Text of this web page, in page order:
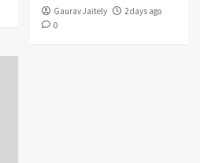
Gaurav Jaitely
2 days ago
0